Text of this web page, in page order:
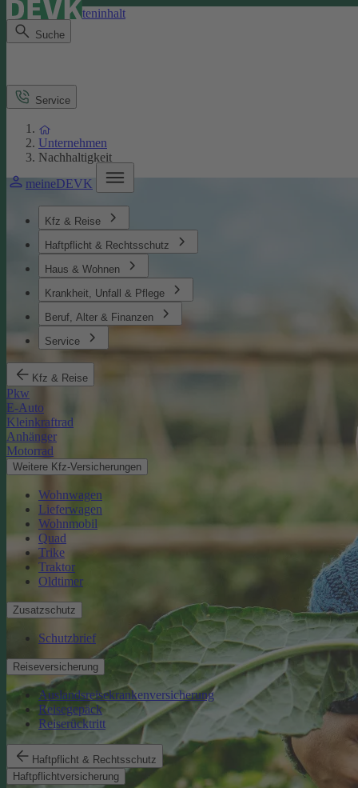
Direkt zum Seiteninhalt
Suche
meineDEVK
Kfz & Reise
Haftpflicht & Rechtsschutz
Haus & Wohnen
Krankheit, Unfall & Pflege
Beruf, Alter & Finanzen
Service
Kfz & Reise
Pkw
E-Auto
Kleinkraftrad
Anhänger
Motorrad
Weitere Kfz-Versicherungen
Wohnwagen
Lieferwagen
Wohnmobil
Quad
Trike
Traktor
Oldtimer
Zusatzschutz
Schutzbrief
Reiseversicherung
Auslandsreisekrankenversicherung
Reisegepäck
Reiserücktritt
Haftpflicht & Rechtsschutz
Haftpflichtversicherung
Service
Unternehmen
Nachhaltigkeit